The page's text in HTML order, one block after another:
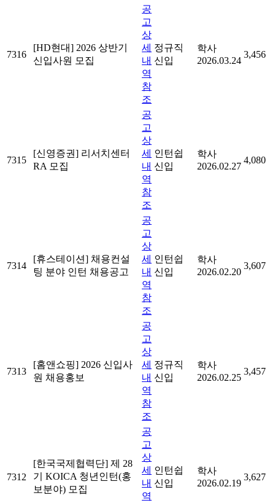
7316
[HD현대] 2026 상반기
신입사원 모집
공
고
상
세
내
역
참
조
정규직
신입
학사
2026.03.24
3,456
7315
[신영증권] 리서치센터
RA 모집
공
고
상
세
내
역
참
조
인턴쉽
신입
학사
2026.02.27
4,080
7314
[휴스테이션] 채용컨설
팅 분야 인턴 채용공고
공
고
상
세
내
역
참
조
인턴쉽
신입
학사
2026.02.20
3,607
7313
[홈앤쇼핑] 2026 신입사
원 채용홍보
공
고
상
세
내
역
참
조
정규직
신입
학사
2026.02.25
3,457
7312
[한국국제협력단] 제 28
기 KOICA 청년인턴(홍
보분야) 모집
공
고
상
세
내
역
인턴쉽
신입
학사
2026.02.19
3,627